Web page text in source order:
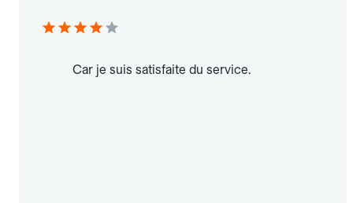
Car je suis satisfaite du service.